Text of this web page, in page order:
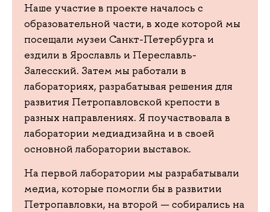
Наше участие в проекте началось с
образовательной части, в ходе которой мы
посещали музеи Санкт-Петербурга и
ездили в Ярославль и Переславль-
Залесский. Затем мы работали в
лабораториях, разрабатывая решения для
развития Петропавловской крепости в
разных направлениях. Я поучаствовала в
лаборатории медиадизайна и в своей
основной лаборатории выставок.
На первой лаборатории мы разрабатывали
медиа, которые помогли бы в развитии
Петропавловки, на второй — собирались на